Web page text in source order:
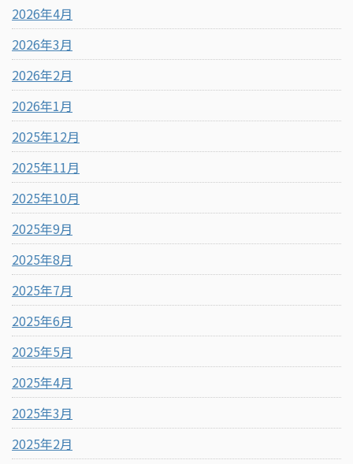
2026年4月
2026年3月
2026年2月
2026年1月
2025年12月
2025年11月
2025年10月
2025年9月
2025年8月
2025年7月
2025年6月
2025年5月
2025年4月
2025年3月
2025年2月